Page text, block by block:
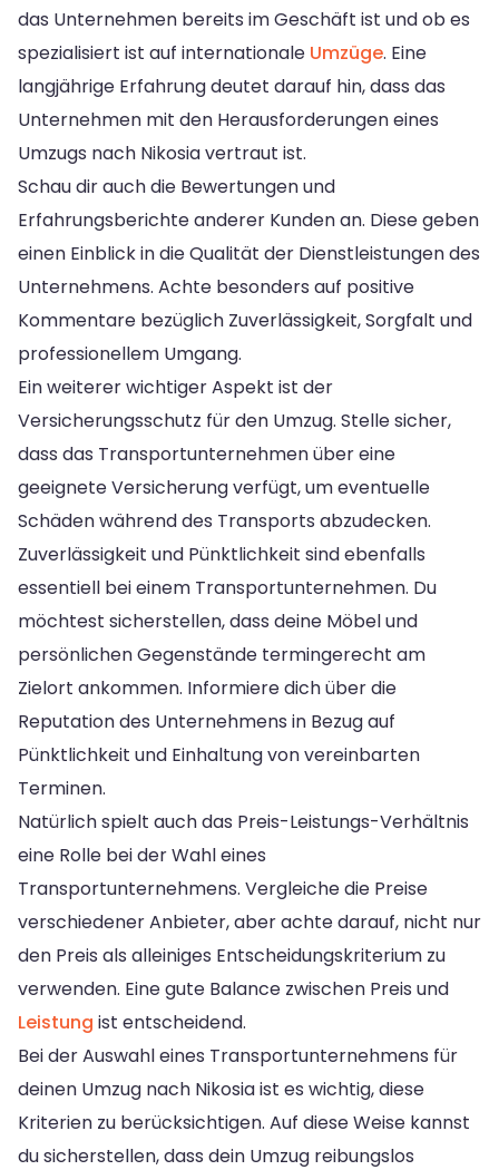
das Unternehmen bereits im Geschäft ist und ob es
spezialisiert ist auf internationale Umzüge. Eine
langjährige Erfahrung deutet darauf hin, dass das
Unternehmen mit den Herausforderungen eines
Umzugs nach Nikosia vertraut ist.
Schau dir auch die Bewertungen und
Erfahrungsberichte anderer Kunden an. Diese geben
einen Einblick in die Qualität der Dienstleistungen des
Unternehmens. Achte besonders auf positive
Kommentare bezüglich Zuverlässigkeit, Sorgfalt und
professionellem Umgang.
Ein weiterer wichtiger Aspekt ist der
Versicherungsschutz für den Umzug. Stelle sicher,
dass das Transportunternehmen über eine
geeignete Versicherung verfügt, um eventuelle
Schäden während des Transports abzudecken.
Zuverlässigkeit und Pünktlichkeit sind ebenfalls
essentiell bei einem Transportunternehmen. Du
möchtest sicherstellen, dass deine Möbel und
persönlichen Gegenstände termingerecht am
Zielort ankommen. Informiere dich über die
Reputation des Unternehmens in Bezug auf
Pünktlichkeit und Einhaltung von vereinbarten
Terminen.
Natürlich spielt auch das Preis-Leistungs-Verhältnis
eine Rolle bei der Wahl eines
Transportunternehmens. Vergleiche die Preise
verschiedener Anbieter, aber achte darauf, nicht nur
den Preis als alleiniges Entscheidungskriterium zu
verwenden. Eine gute Balance zwischen Preis und
Leistung ist entscheidend.
Bei der Auswahl eines Transportunternehmens für
deinen Umzug nach Nikosia ist es wichtig, diese
Kriterien zu berücksichtigen. Auf diese Weise kannst
du sicherstellen, dass dein Umzug reibungslos